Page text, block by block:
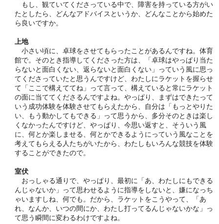
もし、観ていてくださっている中で、障害を持っている方がい
たとしたら、どんなアドバイスというか、どんなことから始めた
ら良いですか。
上地
小さい頃に、卓球をさせてもらったことがあるんですね。体育
館で。そのとき指導してくださった方は、「卓球はやっぱり当た
らないと面白くない、返らないと面白くない」っていう風に思っ
てくださっていたと思うんですけど、わたしにラケットを握らせ
て「ここで構えててね」って言って、構えていると常にラケット
の面に当ててくださるんですよね。やっぱり、まずはできたって
いう成功体験を体験させてもらえたから、自分は「もっとやりた
い、もう動かしてもできる」って思うから、多分そのときは楽し
くなかったんですけど、やっぱり、今思い返すと、そういう風
に、何とか楽しませる、何とかできるようにっていう風なことを
考えてもらえる人たちがいたから、わたしもいろんな競技を体験
することができたので。
室伏
おっしゃる通りで、やっぱり、最初に「あ、わたしにもできる
んじゃないか」って思わせるように指導をしないと、嫌になっち
ゃいますしね、何でも。だから、ラケットをこうやって、「あ
れ、なんか、いつの間にか、わたし打ってるんじゃないかな」っ
て思う瞬間に変わるわけですよね。